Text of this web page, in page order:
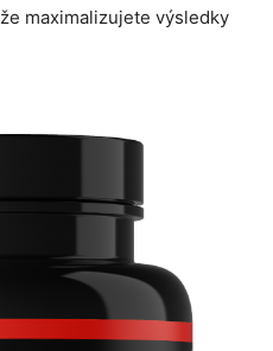
maximalizujete výsledky